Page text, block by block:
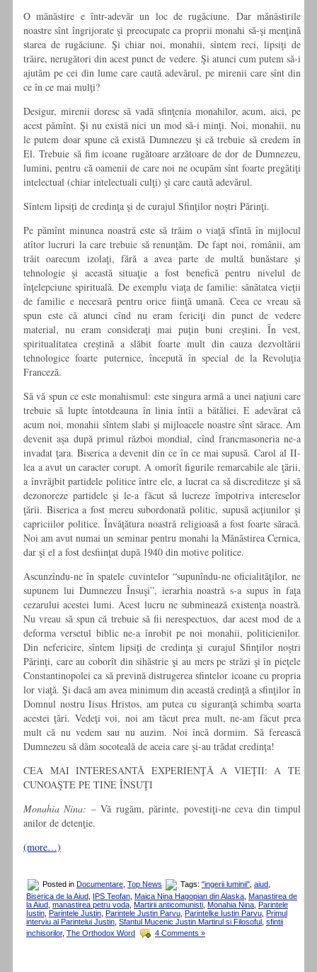
O mănăstire e într-adevăr un loc de rugăciune. Dar mănăstirile
noastre sînt îngrijorate şi preocupate ca proprii monahi să-şi menţină
starea de rugăciune. Şi chiar noi, monahii, sîntem reci, lipsiţi de
trăire, nerugători din acest punct de vedere. Şi atunci cum putem să-i
ajutăm pe cei din lume care caută adevărul, pe mirenii care sînt din
ce în ce mai mulţi?
Desigur, mirenii doresc să vadă sfinţenia monahilor, acum, aici, pe
acest pămînt. Şi nu există nici un mod să-i minţi. Noi, monahii, nu
le putem doar spune că există Dumnezeu şi că trebuie să credem în
El. Trebuie să fim icoane rugătoare arzătoare de dor de Dumnezeu,
lumini, pentru că oamenii de care noi ne ocupăm sînt foarte pregătiţi
intelectual (chiar intelectuali culţi) şi care caută adevărul.
Sîntem lipsiţi de credinţa şi de curajul Sfinţilor noştri Părinţi.
Pe pămînt minunea noastră este să trăim o viaţă sfîntă în mijlocul
atîtor lucruri la care trebuie să renunţăm. De fapt noi, românii, am
trăit oarecum izolaţi, fără a avea parte de multă bunăstare şi
tehnologie şi această situaţie a fost benefică pentru nivelul de
înţelepciune spirituală. De exemplu viaţa de familie: sănătatea vieţii
de familie e necesară pentru orice fiinţă umană. Ceea ce vreau să
spun este că atunci cînd nu eram fericiţi din punct de vedere
material, nu eram consideraţi mai puţin buni creştini. În vest,
spiritualitatea creştină a slăbit foarte mult din cauza dezvoltării
tehnologice foarte puternice, începută în special de la Revoluţia
Franceză.
Să vă spun ce este monahismul: este singura armă a unei naţiuni care
trebuie să lupte întotdeauna în linia întîi a bătăliei. E adevărat că
acum noi, monahii sîntem slabi şi mijloacele noastre sînt sărace. Am
devenit aşa după primul război mondial, cînd francmasoneria ne-a
invadat ţara. Biserica a devenit din ce în ce mai supusă. Carol al II-
lea a avut un caracter corupt. A omorît figurile remarcabile ale ţării,
a învrăjbit partidele politice între ele, a lucrat ca să discrediteze şi să
dezonoreze partidele şi le-a făcut să lucreze împotriva intereselor
ţării. Biserica a fost mereu subordonată politic, supusă acţiunilor şi
capriciilor politice. Învăţătura noastră religioasă a fost foarte săracă.
Noi am avut numai un seminar pentru monahi la Mănăstirea Cernica,
dar şi el a fost desfiinţat după 1940 din motive politice.
Ascunzîndu-ne în spatele cuvintelor “supunîndu-ne oficialităţilor, ne
supunem lui Dumnezeu Însuşi”, ierarhia noastră s-a supus în faţa
cezarului acestei lumi. Acest lucru ne subminează existenţa noastră.
Nu vreau să spun că trebuie să fii nerespectuos, dar acest mod de a
deforma versetul biblic ne-a înrobit pe noi monahii, politicienilor.
Din nefericire, sîntem lipsiţi de credinţa şi curajul Sfinţilor noştri
Părinţi, care au coborît din sihăstrie şi au mers pe străzi şi în pieţele
Constantinopolei ca să prevină distrugerea sfintelor icoane cu propria
lor viaţă. Şi dacă am avea minimum din această credinţă a sfinţilor în
Domnul nostru Iisus Hristos, am putea cu siguranţă schimba soarta
acestei ţări. Vedeţi voi, noi am tăcut prea mult, ne-am făcut prea
mult că nu vedem sau nu auzim. Noi încă dormim. Să ferească
Dumnezeu să dăm socoteală de aceia care şi-au trădat credinţa!
CEA MAI INTERESANTĂ EXPERIENŢĂ A VIEŢII: A TE
CUNOAŞTE PE TINE ÎNSUŢI
Monahia Nina: – Vă rugăm, părinte, povestiţi-ne ceva din timpul
anilor de detenţie.
(more…)
Posted in Documentare Top News Tags: "ingerii luminii" aiud
Biserica de la Aiud IPS Teofan Maica Nina Hagopian din Alaska Manastirea de
la Aiud manastirea petru voda Martirii anticomunisti Monahia Nina Parintele
Iustin Parintele Justin Parintele Justin Parvu Parintelke Iustin Parvu Primul
interviu al Parintelui Justin Sfantul Mucenic Justin Martirul si Filosoful sfintii
inchisorilor, The Orthodox Word 4 Comments »